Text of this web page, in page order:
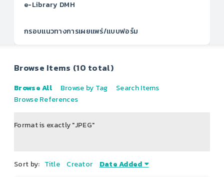
e-Library DMH
กรอบแนวทางการเผยแพร่/แบบฟอร์ม
Browse Items (10 total)
Browse All Browse by Tag
Search Items
Browse References
Format is exactly "JPEG"
Sort by: Title Creator Date Added